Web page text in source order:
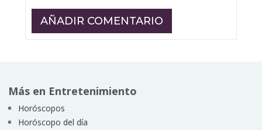
Más en Entretenimiento
Horóscopos
Horóscopo del día